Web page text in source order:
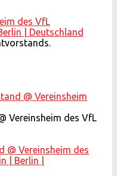
@ Vereinsheim
Vereinsheim des VfL